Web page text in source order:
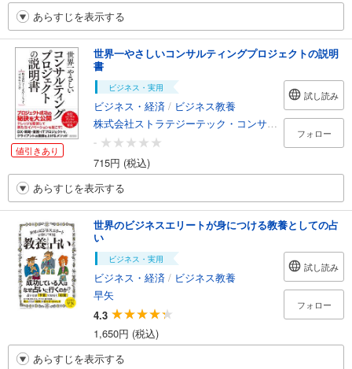
あらすじを表示する
値引きあり
世界一やさしいコンサルティングプロジェクトの説明
書
ビジネス・実用
ビジネス・経済 / ビジネス教養
株式会社ストラテジーテック・コンサルティング
-
715円 (税込)
試し読み
フォロー
あらすじを表示する
世界のビジネスエリートが身につける教養としての占
い
ビジネス・実用
ビジネス・経済 / ビジネス教養
早矢
4.3
1,650円 (税込)
試し読み
フォロー
あらすじを表示する